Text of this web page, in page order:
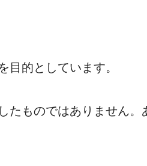
的としています。
たものではありません。